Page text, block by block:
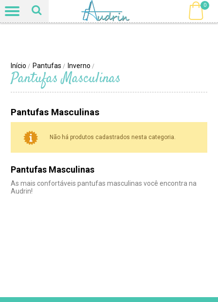
0
Início / Pantufas / Inverno /
Pantufas Masculinas
Pantufas Masculinas
Não há produtos cadastrados nesta categoria.
Pantufas Masculinas
As mais confortáveis pantufas masculinas você encontra na
Audrin!